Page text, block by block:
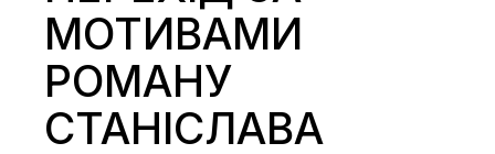
МОТИВАМИ
РОМАНУ
СТАНІСЛАВА